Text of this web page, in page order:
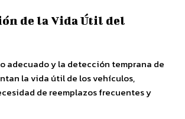
de la Vida Útil del
adecuado y la detección temprana de
la vida útil de los vehículos,
de reemplazos frecuentes y